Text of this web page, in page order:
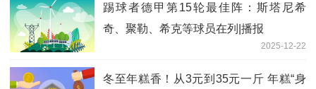
踢球者德甲第15轮最佳阵：斯塔尼希
奇、聚勒、希克等球员在列|播报
2025-12-22
冬至年糕香！从3元到35元一斤 年糕“身